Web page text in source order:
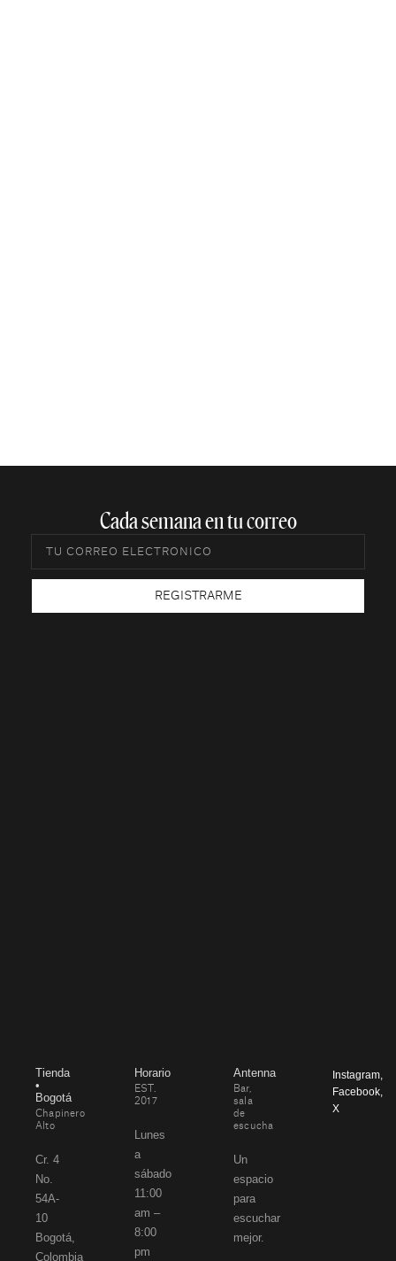
Cada semana en tu correo​
REGISTRARME
Tienda
•
Bogotá
Chapinero
Alto
Cr. 4
No.
54A-
10
Bogotá,
Colombia
Horario
EST.
2017
Lunes
a
sábado
11:00
am –
8:00
pm
Antenna
Bar,
sala
de
escucha
Un
espacio
para
escuchar
mejor.
Instagram
Facebook
X